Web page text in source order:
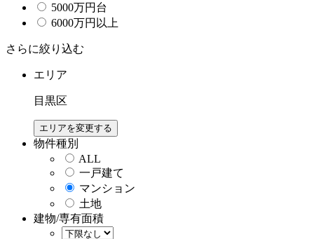
5000万円台
6000万円以上
さらに絞り込む
エリア
目黒区
エリアを変更する
物件種別
ALL
一戸建て
マンション
土地
建物/専有面積